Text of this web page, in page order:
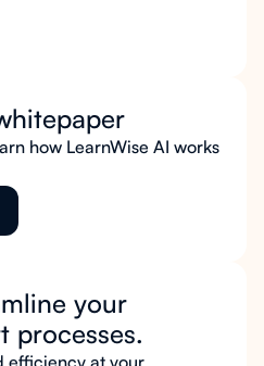
how LearnWise AI works
your
processes.
efficiency at your